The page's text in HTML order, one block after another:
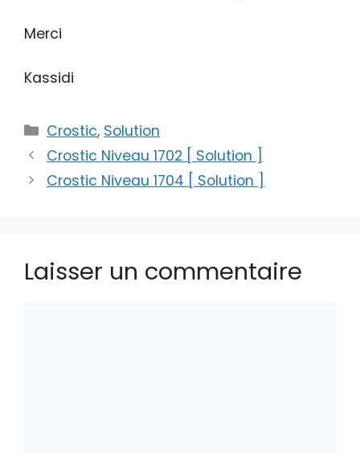
Merci
Kassidi
Catégories
Crostic, Solution
Crostic Niveau 1702 [ Solution ]
Crostic Niveau 1704 [ Solution ]
Laisser un commentaire